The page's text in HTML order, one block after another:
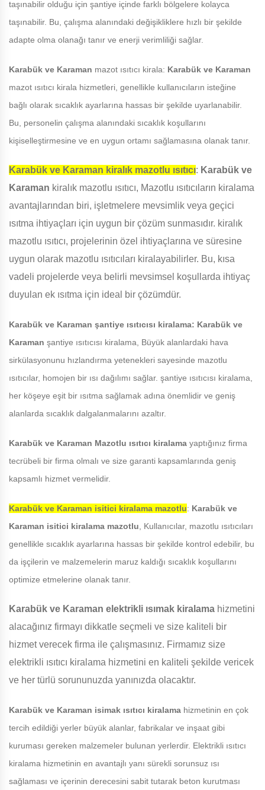
taşınabilir olduğu için şantiye içinde farklı bölgelere kolayca
taşınabilir. Bu, çalışma alanındaki değişikliklere hızlı bir şekilde
adapte olma olanağı tanır ve enerji verimliliği sağlar.
Karabük ve Karaman mazot ısıtıcı kirala: Karabük ve Karaman
mazot ısıtıcı kirala hizmetleri, genellikle kullanıcıların isteğine
bağlı olarak sıcaklık ayarlarına hassas bir şekilde uyarlanabilir.
Bu, personelin çalışma alanındaki sıcaklık koşullarını
kişiselleştirmesine ve en uygun ortamı sağlamasına olanak tanır.
Karabük ve Karaman kiralık mazotlu ısıtıcı: Karabük ve
Karaman kiralık mazotlu ısıtıcı, Mazotlu ısıtıcıların kiralama
avantajlarından biri, işletmelere mevsimlik veya geçici
ısıtma ihtiyaçları için uygun bir çözüm sunmasıdır. kiralık
mazotlu ısıtıcı, projelerinin özel ihtiyaçlarına ve süresine
uygun olarak mazotlu ısıtıcıları kiralayabilirler. Bu, kısa
vadeli projelerde veya belirli mevsimsel koşullarda ihtiyaç
duyulan ek ısıtma için ideal bir çözümdür.
Karabük ve Karaman şantiye ısıtıcısı kiralama: Karabük ve
Karaman şantiye ısıtıcısı kiralama, Büyük alanlardaki hava
sirkülasyonunu hızlandırma yetenekleri sayesinde mazotlu
ısıtıcılar, homojen bir ısı dağılımı sağlar. şantiye ısıtıcısı kiralama,
her köşeye eşit bir ısıtma sağlamak adına önemlidir ve geniş
alanlarda sıcaklık dalgalanmalarını azaltır.
Karabük ve Karaman Mazotlu ısıtıcı kiralama yaptığınız firma
tecrübeli bir firma olmalı ve size garanti kapsamlarında geniş
kapsamlı hizmet vermelidir.
Karabük ve Karaman isitici kiralama mazotlu: Karabük ve
Karaman isitici kiralama mazotlu , Kullanıcılar, mazotlu ısıtıcıları
genellikle sıcaklık ayarlarına hassas bir şekilde kontrol edebilir, bu
da işçilerin ve malzemelerin maruz kaldığı sıcaklık koşullarını
optimize etmelerine olanak tanır.
Karabük ve Karaman elektrikli ısımak kiralama hizmetini
alacağınız firmayı dikkatle seçmeli ve size kaliteli bir
hizmet verecek firma ile çalışmasınız. Firmamız size
elektrikli ısıtıcı kiralama hizmetini en kaliteli şekilde vericek
ve her türlü sorununuzda yanınızda olacaktır.
Karabük ve Karaman isimak ısıtıcı kiralama hizmetinin en çok
tercih edildiği yerler büyük alanlar, fabrikalar ve inşaat gibi
kuruması gereken malzemeler bulunan yerlerdir. Elektrikli ısıtıcı
kiralama hizmetinin en avantajlı yanı sürekli sorunsuz ısı
sağlaması ve içerinin derecesini sabit tutarak beton kurutması